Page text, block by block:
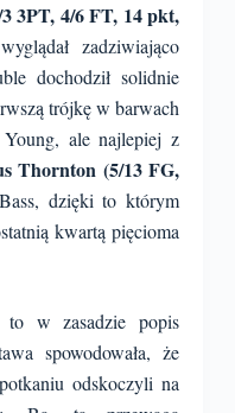
3PT, 4/6 FT, 14 pkt,
zadziwiająco
dochodził solidnie
trójkę w barwach
ale najlepiej z
Thornton (5/13 FG,
dzięki to którym
kwartą pięcioma
to w zasadzie popis
spowodowała, że
odskoczyli na